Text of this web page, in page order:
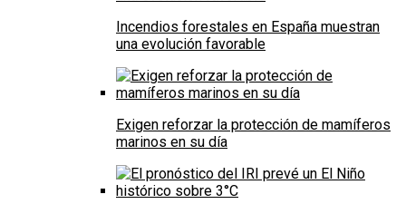
Incendios forestales en España muestran
una evolución favorable
Exigen reforzar la protección de mamíferos
marinos en su día